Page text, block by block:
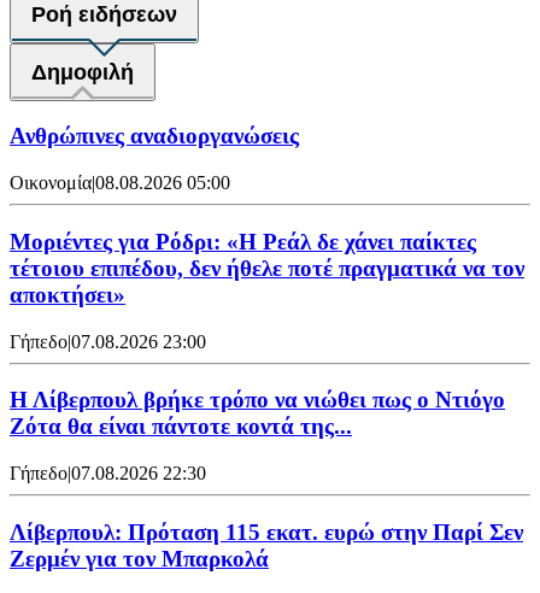
Ροή ειδήσεων
Δημοφιλή
Ανθρώπινες αναδιοργανώσεις
Οικονομία|08.08.2026 05:00
Μοριέντες για Ρόδρι: «Η Ρεάλ δε χάνει παίκτες
τέτοιου επιπέδου, δεν ήθελε ποτέ πραγματικά να τον
αποκτήσει»
Γήπεδο|07.08.2026 23:00
Η Λίβερπουλ βρήκε τρόπο να νιώθει πως ο Ντιόγο
Ζότα θα είναι πάντοτε κοντά της...
Γήπεδο|07.08.2026 22:30
Λίβερπουλ: Πρόταση 115 εκατ. ευρώ στην Παρί Σεν
Ζερμέν για τον Μπαρκολά